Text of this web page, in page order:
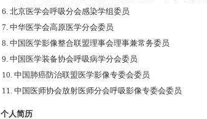
6. 北京医学会呼吸分会感染学组委员
7. 中华医学会高原医学分会委员
8. 中国医学影像整合联盟理事会理事兼常务委员
9. 中国医学装备协会呼吸病学分会委员
10. 中国肺癌防治联盟医学影像专委会委员
11. 中国医师协会放射医师分会呼吸影像专委会委员
个人简历